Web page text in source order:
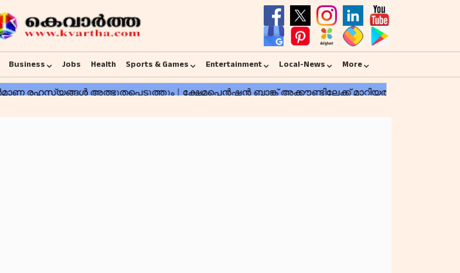
Business Jobs Health Sports & Games Entertainment Local-News More